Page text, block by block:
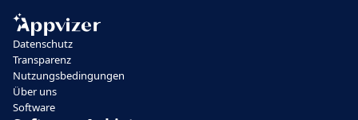
Datenschutz
Transparenz
Nutzungsbedingungen
Über uns
Software